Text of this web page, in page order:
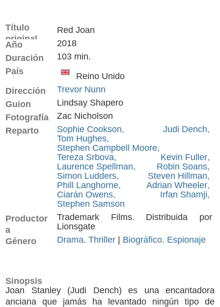
Título
original
Red Joan
Año
2018
Duración
103 min.
País
Reino Unido
Dirección
Trevor Nunn
Guion
Lindsay Shapero
Fotografía
Zac Nicholson
Reparto
Sophie Cookson, Judi Dench,
Tom Hughes,
Stephen Campbell Moore,
Tereza Srbova, Kevin Fuller,
Laurence Spellman, Robin Soans,
Simon Ludders, Steven Hillman,
Phill Langhorne, Adrian Wheeler,
Ciarán Owens, Irfan Shamji,
Stephen Samson
Productor
a
Trademark Films. Distribuida por
Lionsgate
Género
Drama. Thriller | Biográfico. Espionaje
Sinopsis
Joan Stanley (Judi Dench) es una encantadora
anciana que jamás ha levantado ningún tipo de